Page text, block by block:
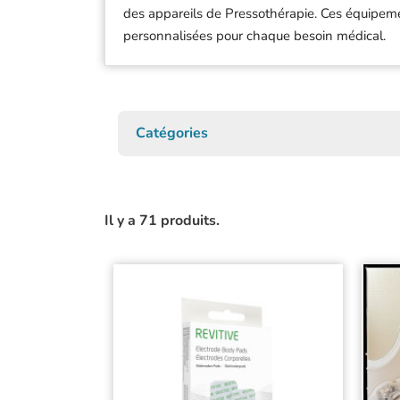
Prélèvement
Spa /
Vétérinaire
Artromot
Baseline
Beurer
De Boissy
Defibtech
des appareils de Pressothérapie. Ces
personnalisées pour chaque besoin médical.
Catégories
Il y a 71 produits.